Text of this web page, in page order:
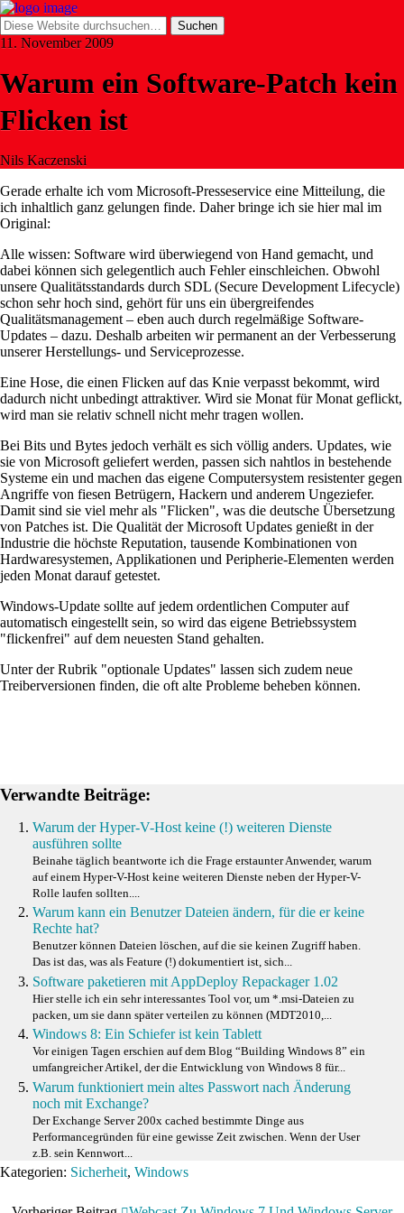
11. November 2009
Warum ein Software-Patch kein
Flicken ist
Nils Kaczenski
Gerade erhalte ich vom Microsoft-Presseservice eine Mitteilung, die
ich inhaltlich ganz gelungen finde. Daher bringe ich sie hier mal im
Original:
Alle wissen: Software wird überwiegend von Hand gemacht, und
dabei können sich gelegentlich auch Fehler einschleichen. Obwohl
unsere Qualitätsstandards durch SDL (Secure Development Lifecycle)
schon sehr hoch sind, gehört für uns ein übergreifendes
Qualitätsmanagement – eben auch durch regelmäßige Software-
Updates – dazu. Deshalb arbeiten wir permanent an der Verbesserung
unserer Herstellungs- und Serviceprozesse.
Eine Hose, die einen Flicken auf das Knie verpasst bekommt, wird
dadurch nicht unbedingt attraktiver. Wird sie Monat für Monat geflickt,
wird man sie relativ schnell nicht mehr tragen wollen.
Bei Bits und Bytes jedoch verhält es sich völlig anders. Updates, wie
sie von Microsoft geliefert werden, passen sich nahtlos in bestehende
Systeme ein und machen das eigene Computersystem resistenter gegen
Angriffe von fiesen Betrügern, Hackern und anderem Ungeziefer.
Damit sind sie viel mehr als "Flicken", was die deutsche Übersetzung
von Patches ist. Die Qualität der Microsoft Updates genießt in der
Industrie die höchste Reputation, tausende Kombinationen von
Hardwaresystemen, Applikationen und Peripherie-Elementen werden
jeden Monat darauf getestet.
Windows-Update sollte auf jedem ordentlichen Computer auf
automatisch eingestellt sein, so wird das eigene Betriebssystem
"flickenfrei" auf dem neuesten Stand gehalten.
Unter der Rubrik "optionale Updates" lassen sich zudem neue
Treiberversionen finden, die oft alte Probleme beheben können.
Verwandte Beiträge:
Warum der Hyper-V-Host keine (!) weiteren Dienste
ausführen sollte
Beinahe täglich beantworte ich die Frage erstaunter Anwender, warum
auf einem Hyper-V-Host keine weiteren Dienste neben der Hyper-V-
Rolle laufen sollten....
Warum kann ein Benutzer Dateien ändern, für die er keine
Rechte hat?
Benutzer können Dateien löschen, auf die sie keinen Zugriff haben.
Das ist das, was als Feature (!) dokumentiert ist, sich...
Software paketieren mit AppDeploy Repackager 1.02
Hier stelle ich ein sehr interessantes Tool vor, um *.msi-Dateien zu
packen, um sie dann später verteilen zu können (MDT2010,...
Windows 8: Ein Schiefer ist kein Tablett
Vor einigen Tagen erschien auf dem Blog “Building Windows 8” ein
umfangreicher Artikel, der die Entwicklung von Windows 8 für...
Warum funktioniert mein altes Passwort nach Änderung
noch mit Exchange?
Der Exchange Server 200x cached bestimmte Dinge aus
Performancegründen für eine gewisse Zeit zwischen. Wenn der User
z.B. sein Kennwort...
Kategorien: Sicherheit, Windows